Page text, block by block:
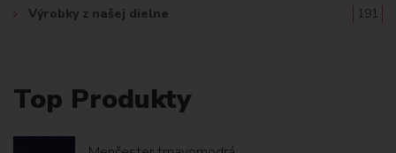
Výrobky z našej dielne 191
Top Produkty